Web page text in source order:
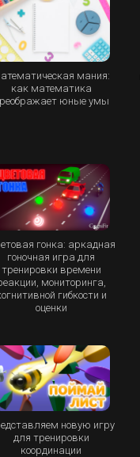
мания:
как математика
юные умы
гонка: аркадная
гоночная игра для
тренировки времени
мониторинга,
гибкости и
оценки
новую игру
для тренировки
координации